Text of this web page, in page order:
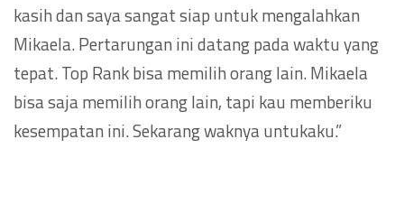
kasih dan saya sangat siap untuk mengalahkan
Mikaela. Pertarungan ini datang pada waktu yang
tepat. Top Rank bisa memilih orang lain. Mikaela
bisa saja memilih orang lain, tapi kau memberiku
kesempatan ini. Sekarang waknya untukaku.”